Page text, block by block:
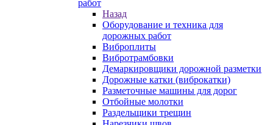
работ
Назад
Оборудование и техника для
дорожных работ
Виброплиты
Вибротрамбовки
Демаркировщики дорожной разметки
Дорожные катки (виброкатки)
Разметочные машины для дорог
Отбойные молотки
Раздельщики трещин